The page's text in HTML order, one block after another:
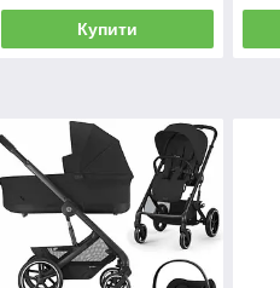
Купити